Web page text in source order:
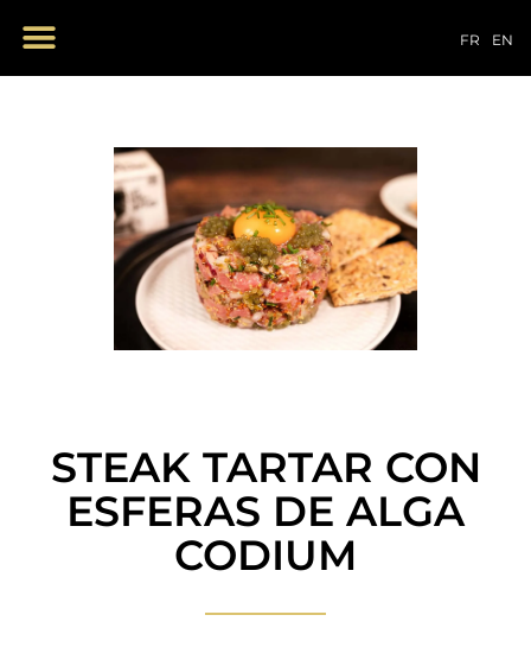
FR EN
STEAK TARTAR CON
ESFERAS DE ALGA
CODIUM